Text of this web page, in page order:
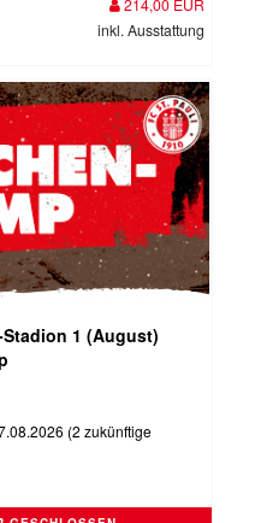
inkl. Ausstattung
1 (August)
(2 zukünftige